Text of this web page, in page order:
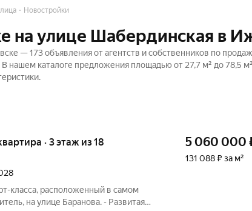
Новостройки
на улице Шабердинская в
— 173 объявления от агентств и собственников по
каталоге предложения площадью от 27,7 м² до 78,5
· 3 этаж из 18
класса, расположенный в самом
на улице Баранова. - Развитая
5 060 000
131 088 ₽ за м²